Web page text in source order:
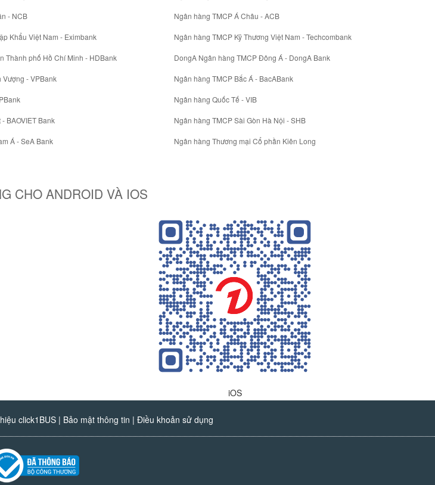
- NCB
Khẩu Việt Nam - Eximbank
Thành phố Hồ Chí Minh - HDBank
Vượng - VPBank
BAOVIET Bank
Á - SeA Bank
Ngân hàng TMCP Á Châu - ACB
Ngân hàng TMCP Kỹ Thương Việt Nam - Techcombank
DongA Ngân hàng TMCP Đông Á - DongA Bank
Ngân hàng TMCP Bắc Á - BacABank
Ngân hàng Quốc Tế - VIB
Ngân hàng TMCP Sài Gòn Hà Nội - SHB
Ngân hàng Thương mại Cổ phần Kiên Long
CHO ANDROID VÀ IOS
iOS
click1BUS| Bảo mật thông tin | Điều khoản sử dụng